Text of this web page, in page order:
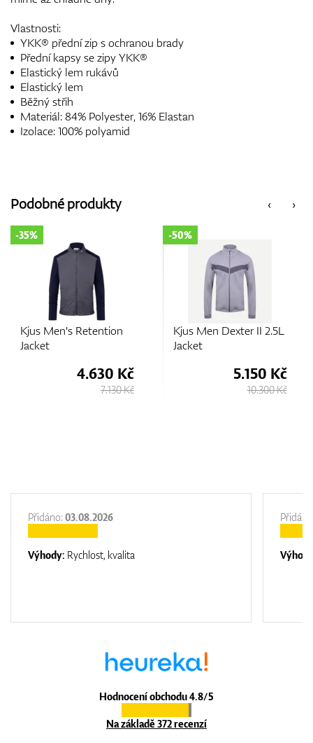
Vlastnosti:
YKK® přední zip s ochranou brady
Přední kapsy se zipy YKK®
Elastický lem rukávů
Elastický lem
Běžný střih
Materiál: 84% Polyester, 16% Elastan
Izolace: 100% polyamid
‹
Podobné produkty ›
Kjus Men Dexter II 2.5L
5.150 Kč
10.300 Kč
Kjus Men Regulator
5.800
Hodnocení obchodu 4.8/5
Na základě 372 recenzí
Přidáno: 03.08.2026
Výhody: Rychlost, kvalita